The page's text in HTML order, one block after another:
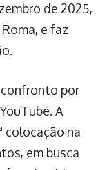
de 2025,
e faz
por
A
colocação na
em busca